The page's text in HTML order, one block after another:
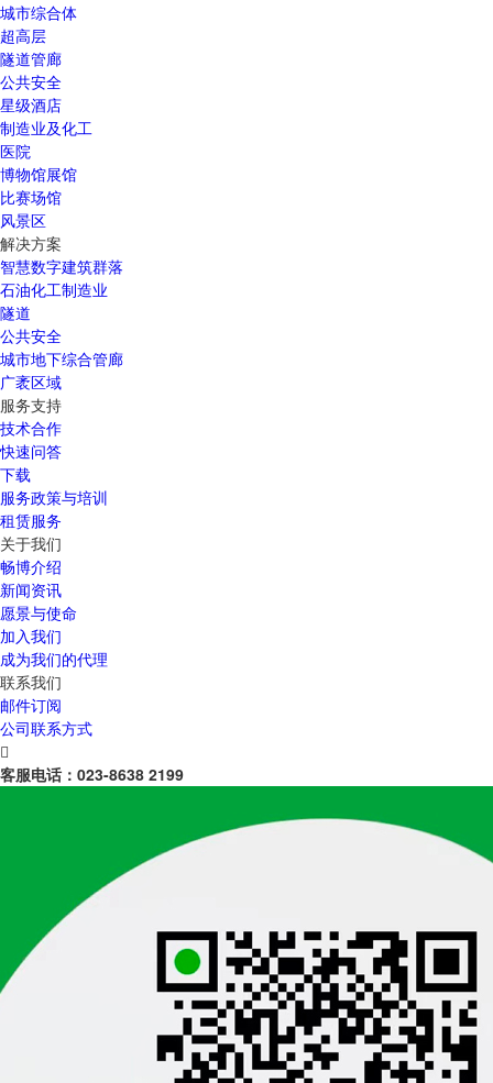
城市综合体
超高层
隧道管廊
公共安全
星级酒店
制造业及化工
医院
博物馆展馆
比赛场馆
风景区
解决方案
智慧数字建筑群落
石油化工制造业
隧道
公共安全
城市地下综合管廊
广袤区域
服务支持
技术合作
快速问答
下载
服务政策与培训
租赁服务
关于我们
畅博介绍
新闻资讯
愿景与使命
加入我们
成为我们的代理
联系我们
邮件订阅
公司联系方式

客服电话： 023-8638 2199